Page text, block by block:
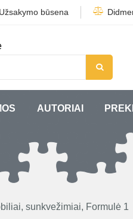
Užsakymo būsena
AUTORIAI
sunkvežimiai, Formulė 1